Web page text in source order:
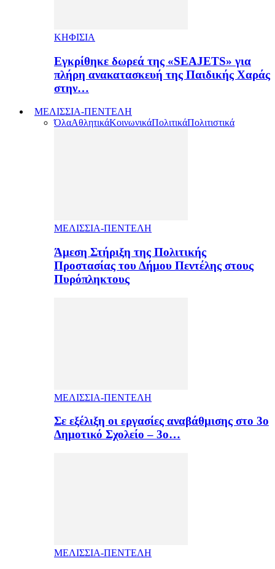
ΚΗΦΙΣΙΑ
Εγκρίθηκε δωρεά της «SEAJETS» για
πλήρη ανακατασκευή της Παιδικής Χαράς
στην…
ΜΕΛΙΣΣΙΑ-ΠΕΝΤΕΛΗ
ΌλαΑθλητικάΚοινωνικάΠολιτικάΠολιτιστικά
ΜΕΛΙΣΣΙΑ-ΠΕΝΤΕΛΗ
Άμεση Στήριξη της Πολιτικής
Προστασίας του Δήμου Πεντέλης στους
Πυρόπληκτους
ΜΕΛΙΣΣΙΑ-ΠΕΝΤΕΛΗ
Σε εξέλιξη οι εργασίες αναβάθμισης στο 3ο
Δημοτικό Σχολείο – 3ο…
ΜΕΛΙΣΣΙΑ-ΠΕΝΤΕΛΗ